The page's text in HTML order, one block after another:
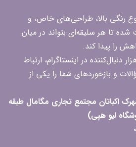
رنگی بالا، طراحی‌های خاص، و
تا هر سلیقه‌ای بتواند در میان
را پیدا کند.
با بیش از ۸۵۰ هزار دنبال‌کننده در اینستاگرام، ارتباط
و بازخوردهای شما را یکی از
اکباتان مجتمع تجاری مگامال طبقه